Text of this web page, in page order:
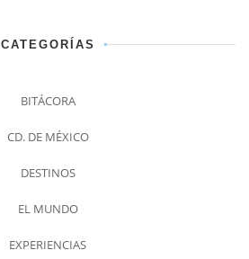
CATEGORÍAS
BITÁCORA
CD. DE MÉXICO
DESTINOS
EL MUNDO
EXPERIENCIAS